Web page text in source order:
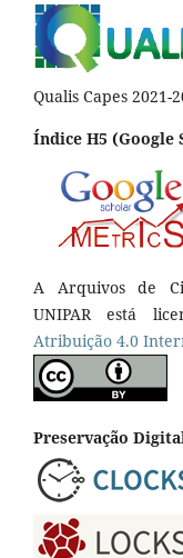
Qualis Capes 2021-
Índice H5 (Google
A Arquivos de
UNIPAR está
Atribuição 4.0
Preservação